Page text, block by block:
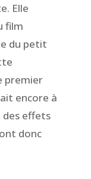
Elle
film
du petit
premier
encore à
des effets
donc